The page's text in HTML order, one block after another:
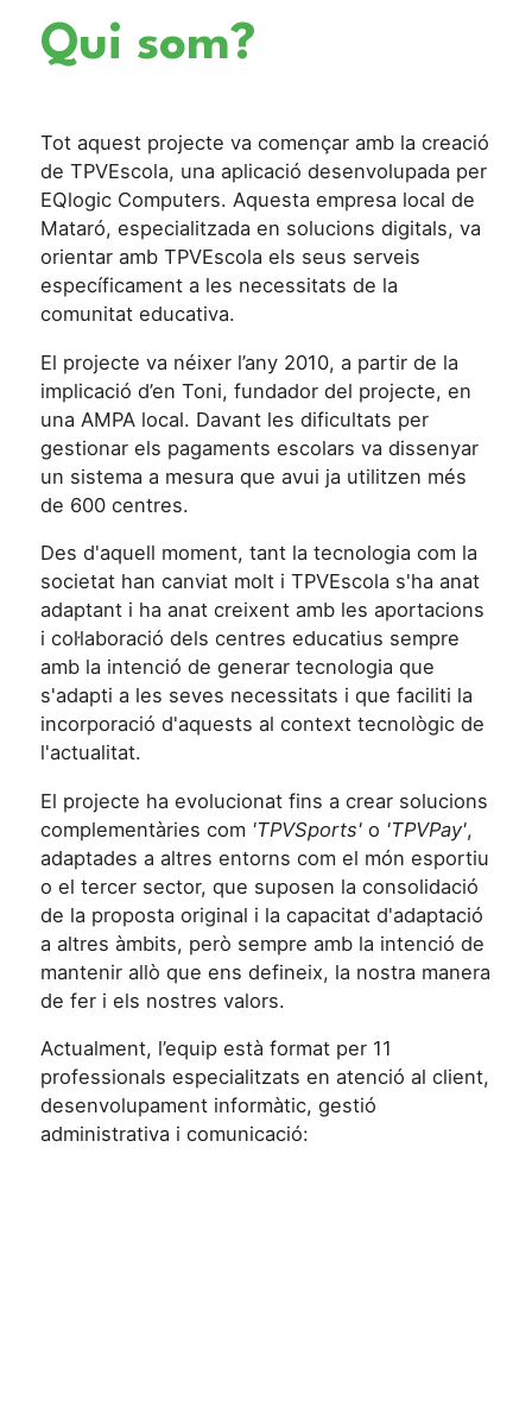
Qui som?
Tot aquest projecte va començar amb la creació
de TPVEscola, una aplicació desenvolupada per
EQlogic Computers. Aquesta empresa local de
Mataró, especialitzada en solucions digitals, va
orientar amb TPVEscola els seus serveis
específicament a les necessitats de la
comunitat educativa.
El projecte va néixer l’any 2010, a partir de la
implicació d’en Toni, fundador del projecte, en
una AMPA local. Davant les dificultats per
gestionar els pagaments escolars va dissenyar
un sistema a mesura que avui ja utilitzen més
de 600 centres.
Des d'aquell moment, tant la tecnologia com la
societat han canviat molt i TPVEscola s'ha anat
adaptant i ha anat creixent amb les aportacions
i col·laboració dels centres educatius sempre
amb la intenció de generar tecnologia que
s'adapti a les seves necessitats i que faciliti la
incorporació d'aquests al context tecnològic de
l'actualitat.
El projecte ha evolucionat fins a crear solucions
complementàries com 'TPVSports'o 'TPVPay',
adaptades a altres entorns com el món esportiu
o el tercer sector, que suposen la consolidació
de la proposta original i la capacitat d'adaptació
a altres àmbits, però sempre amb la intenció de
mantenir allò que ens defineix, la nostra manera
de fer i els nostres valors.
Actualment, l’equip està format per 11
professionals especialitzats en atenció al client,
desenvolupament informàtic, gestió
administrativa i comunicació: